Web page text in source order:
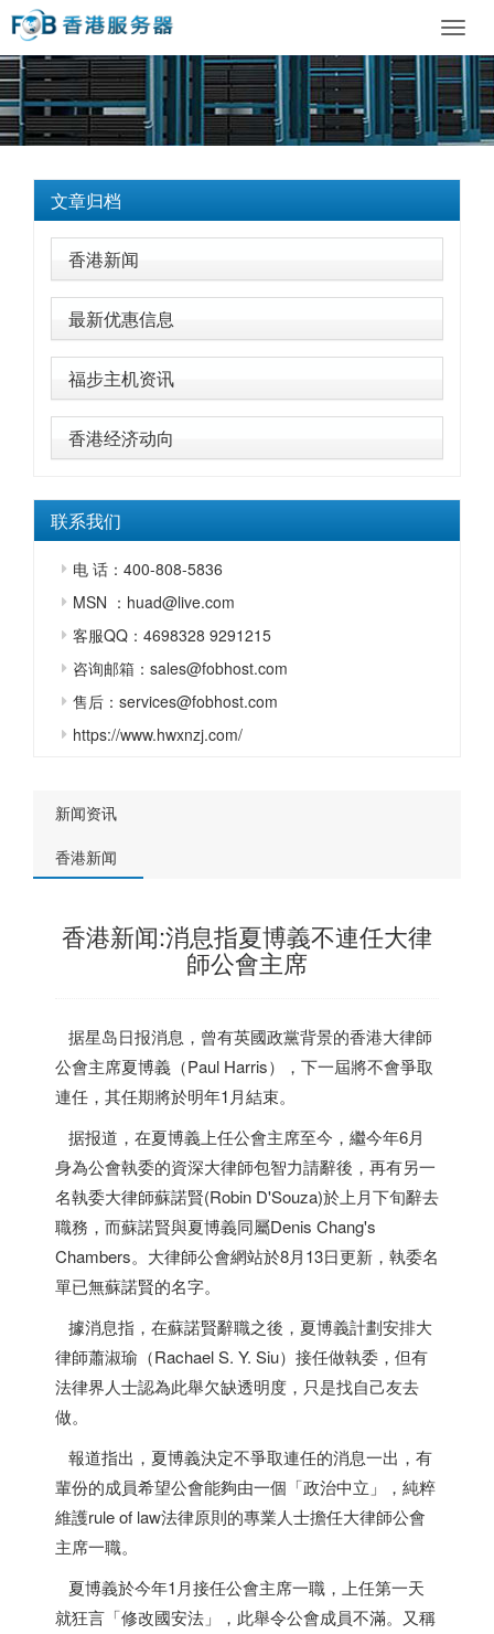
文章归档
香港新闻
最新优惠信息
福步主机资讯
香港经济动向
联系我们
电 话：400-808-5836
MSN ：huad@live.com
客服QQ：4698328 9291215
咨询邮箱：sales@fobhost.com
售后：services@fobhost.com
https://www.hwxnzj.com/
新闻资讯
香港新闻
香港新闻:消息指夏博義不連任大律
師公會主席
据星岛日报消息，曾有英國政黨背景的香港大律師
公會主席夏博義（Paul Harris），下一屆將不會爭取
連任，其任期將於明年1月結束。
据报道，在夏博義上任公會主席至今，繼今年6月
身為公會執委的資深大律師包智力請辭後，再有另一
名執委大律師蘇諾賢(Robin D'Souza)於上月下旬辭去
職務，而蘇諾賢與夏博義同屬Denis Chang's
Chambers。大律師公會網站於8月13日更新，執委名
單已無蘇諾賢的名字。
據消息指，在蘇諾賢辭職之後，夏博義計劃安排大
律師蕭淑瑜（Rachael S. Y. Siu）接任做執委，但有
法律界人士認為此舉欠缺透明度，只是找自己友去
做。
報道指出，夏博義決定不爭取連任的消息一出，有
輩份的成員希望公會能夠由一個「政治中立」，純粹
維護rule of law法律原則的專業人士擔任大律師公會
主席一職。
夏博義於今年1月接任公會主席一職，上任第一天
就狂言「修改國安法」，此舉令公會成員不滿。又稱